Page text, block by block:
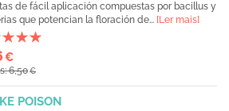
de fácil aplicación compuestas por bacillus y
que potencian la floración de... [Ler mais]
€
6,50€
POISON